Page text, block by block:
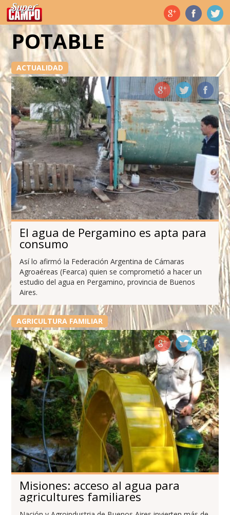
Temas de hoy
POTABLE
ACTUALIDAD
El agua de Pergamino es apta para
consumo
Así lo afirmó la Federación Argentina de Cámaras
Agroaéreas (Fearca) quien se comprometió a hacer un
estudio del agua en Pergamino, provincia de Buenos
Aires.
AGRICULTURA FAMILIAR
Misiones: acceso al agua para
agricultures familiares